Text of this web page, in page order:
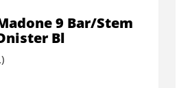
9 Bar/Stem
Bl